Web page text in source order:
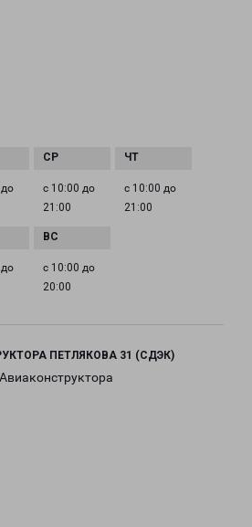
с 10:00 до
21:00
с 10:00 до
21:00
с 10:00 до
20:00
ПЕТЛЯКОВА 31 (СДЭК)